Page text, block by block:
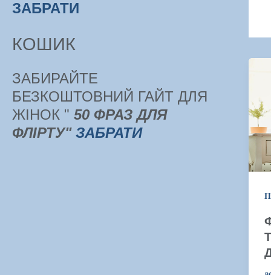
ЗАБРАТИ
КОШИК
ЗАБИРАЙТЕ
БЕЗКОШТОВНИЙ ГАЙТ ДЛЯ
ЖІНОК " 50 ФРАЗ ДЛЯ
ФЛІРТУ" ЗАБРАТИ